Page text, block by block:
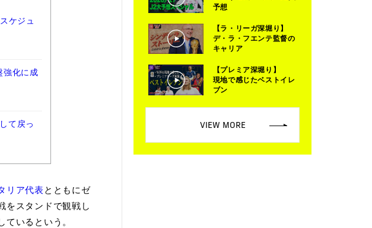
ケジュ
化に成
て戻っ
リア代表とともにゼ
をスタンドで観戦し
いるという。
予想
【ラ・リーガ深堀り】
デ・ラ・フエンテ監督の
キャリア
【プレミア深堀り】
現地で感じたベストイレ
ブン
VIEW MORE